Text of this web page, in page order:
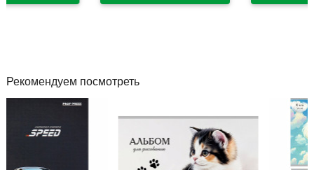
Рекомендуем посмотреть